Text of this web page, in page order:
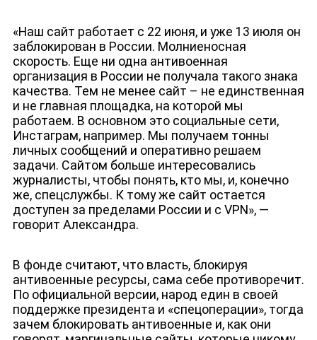
ДЕПУТАТЫ К СЪЕЗДУ
«Наш сайт работает с 22 июня, и уже 13 июля он
заблокирован в России. Молниеносная
скорость. Еще ни одна антивоенная
организация в России не получала такого знака
качества. Тем не менее сайт – не единственная
и не главная площадка, на которой мы
работаем. В основном это социальные сети,
Инстаграм, например. Мы получаем тонны
личных сообщений и оперативно решаем
задачи. Сайтом больше интересовались
журналисты, чтобы понять, кто мы, и, конечно
же, спецслужбы. К тому же сайт остается
доступен за пределами России и с VPN», —
говорит Александра.
В фонде считают, что власть, блокируя
антивоенные ресурсы, сама себе противоречит.
По официальной версии, народ един в своей
поддержке президента и «спецоперации», тогда
зачем блокировать антивоенные и, как они